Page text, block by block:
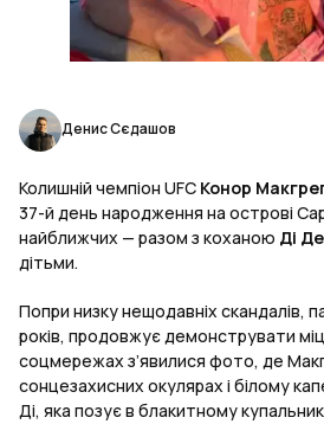
Денис Сєдашов
Колишній чемпіон UFC Конор
37-й день народження на острові
найближчих — разом з коханою Ді
дітьми.
Попри низку нещодавніх скандалів,
років, продовжує демонструвати
соцмережах з’явилися фото, де
сонцезахисних окулярах і білому
Ді, яка позує в блакитному